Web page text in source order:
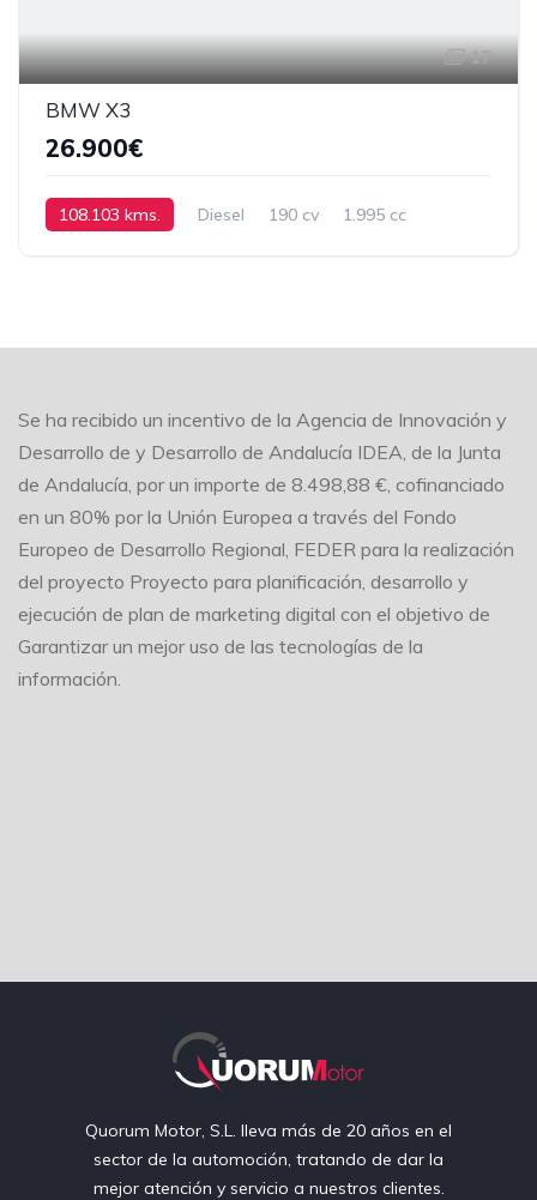
17
BMW X3
26.900€
108.103 kms. Diesel 190 cv
1.995 cc
Se ha recibido un incentivo de la Agencia de Innovación y
Desarrollo de y Desarrollo de Andalucía IDEA, de la Junta
de Andalucía, por un importe de 8.498,88 €, cofinanciado
en un 80% por la Unión Europea a través del Fondo
Europeo de Desarrollo Regional, FEDER para la realización
del proyecto Proyecto para planificación, desarrollo y
ejecución de plan de marketing digital con el objetivo de
Garantizar un mejor uso de las tecnologías de la
información.
Quorum Motor, S.L. lleva más de 20 años en el
sector de la automoción, tratando de dar la
mejor atención y servicio a nuestros clientes.